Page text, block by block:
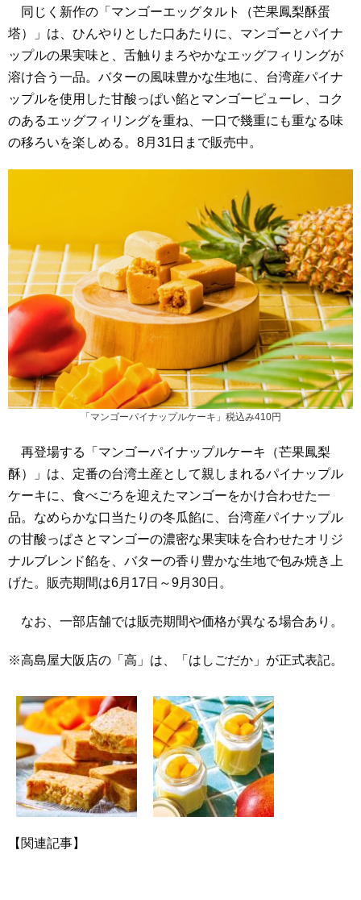
同じく新作の「マンゴーエッグタルト（芒果鳳梨酥蛋
塔）」は、ひんやりとした口あたりに、マンゴーとパイナ
ップルの果実味と、舌触りまろやかなエッグフィリングが
溶け合う一品。バターの風味豊かな生地に、台湾産パイナ
ップルを使用した甘酸っぱい餡とマンゴーピューレ、コク
のあるエッグフィリングを重ね、一口で幾重にも重なる味
の移ろいを楽しめる。8月31日まで販売中。
「マンゴーパイナップルケーキ」税込み410円
再登場する「マンゴーパイナップルケーキ（芒果鳳梨
酥）」は、定番の台湾土産として親しまれるパイナップル
ケーキに、食べごろを迎えたマンゴーをかけ合わせた一
品。なめらかな口当たりの冬瓜餡に、台湾産パイナップル
の甘酸っぱさとマンゴーの濃密な果実味を合わせたオリジ
ナルブレンド餡を、バターの香り豊かな生地で包み焼き上
げた。販売期間は6月17日～9月30日。
なお、一部店舗では販売期間や価格が異なる場合あり。
※高島屋大阪店の「高」は、「はしごだか」が正式表記。
【関連記事】